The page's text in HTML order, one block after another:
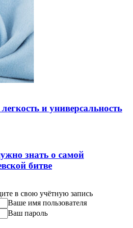
и универсальность
знать о самой
битве
в свою учётную запись
Ваше имя пользователя
Ваш пароль